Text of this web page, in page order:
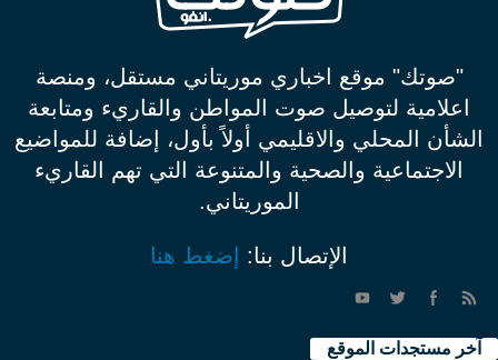
"صوتك" موقع اخباري موريتاني مستقل، ومنصة
اعلامية لتوصيل صوت المواطن والقاريء ومتابعة
الشأن المحلي والاقليمي أولاً بأول، إضافة للمواضيع
الاجتماعية والصحية والمتنوعة التي تهم القاريء
الموريتاني.
الإتصال بنا: إضغط هنا
آخر مستجدات الموقع